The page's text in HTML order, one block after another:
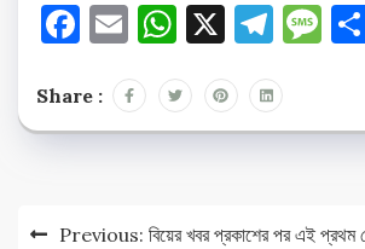
Facebook
EmailWhatsApp
X
Share :
PostPrevious: বিয়ের খবর প্রকাশের পর এই প্রথম